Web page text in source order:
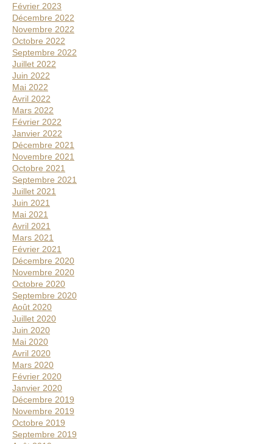
Février 2023
Décembre 2022
Novembre 2022
Octobre 2022
Septembre 2022
Juillet 2022
Juin 2022
Mai 2022
Avril 2022
Mars 2022
Février 2022
Janvier 2022
Décembre 2021
Novembre 2021
Octobre 2021
Septembre 2021
Juillet 2021
Juin 2021
Mai 2021
Avril 2021
Mars 2021
Février 2021
Décembre 2020
Novembre 2020
Octobre 2020
Septembre 2020
Août 2020
Juillet 2020
Juin 2020
Mai 2020
Avril 2020
Mars 2020
Février 2020
Janvier 2020
Décembre 2019
Novembre 2019
Octobre 2019
Septembre 2019